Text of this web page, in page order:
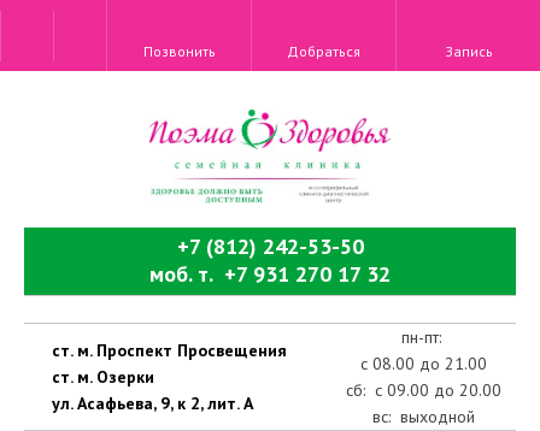
Позвонить Добраться Запись
+7 (812) 242-53-50
моб. т. +7 931 270 17 32
ст. м. Проспект Просвещения
ст. м. Озерки
ул. Асафьева, 9, к 2, лит. А
пн-пт:
с 08.00 до 21.00
сб: с 09.00 до 20.00
вс: выходной